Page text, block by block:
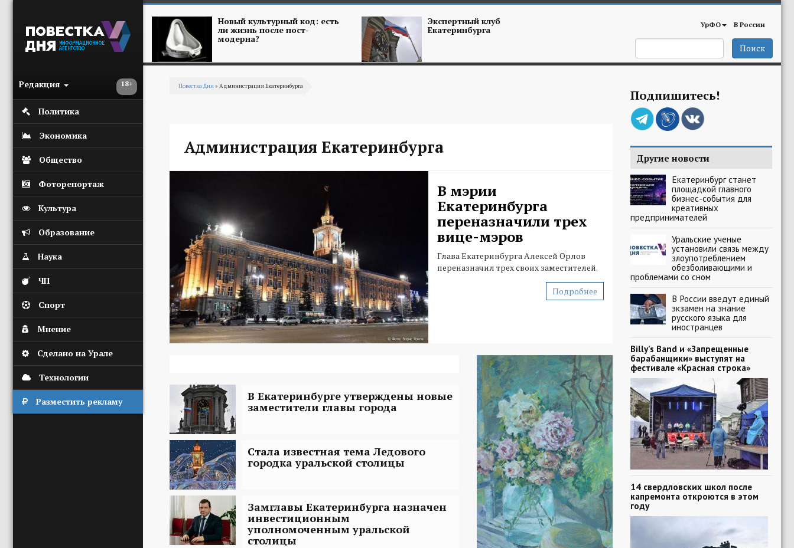
18+
Редакция
Политика
Экономика
Общество
Фоторепортаж
Культура
Образование
Наука
ЧП
Спорт
Мнение
Сделано на Урале
Технологии
Разместить рекламу
Новый культурный код: есть
ли жизнь после пост-
модерна?
Экспертный клуб
Екатеринбурга УрФО В России
Поиск
Повестка Дня» Администрация Екатеринбурга
Администрация Екатеринбурга
В мэрии
Екатеринбурга
переназначили трех
вице-мэров
Глава Екатеринбурга Алексей Орлов
переназначил трех своих заместителей.
Подробнее
В Екатеринбурге утверждены новые
заместители главы города
Стала известная тема Ледового
городка уральской столицы
Замглавы Екатеринбурга назначен
инвестиционным
уполномоченным уральской
столицы
Подпишитесь!
Другие новости
Екатеринбург станет
площадкой главного
бизнес-события для
креативных
предпринимателей
Уральские ученые
установили связь между
злоупотреблением
обезболивающими и
проблемами со сном
В России введут единый
экзамен на знание
русского языка для
иностранцев
Billy’s Band и «Запрещенные
барабанщики» выступят на
фестивале «Красная строка»
14 свердловских школ после
капремонта откроются в этом
году